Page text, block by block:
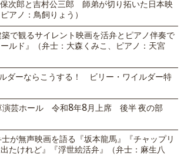
次郎と吉村公三郎 師弟が切り拓いた日本映
アノ：鳥飼りょう）
で観るサイレント映画を活弁とピアノ伴奏で
ルド』（弁士：大森くみこ、ピアノ：天宮
ダーならこうする！ ビリー・ワイルダー特
演芸ホール 令和8年8月上席 後半 夜の部
が無声映画を語る『坂本龍馬』『チャップリ
たけれど』『浮世絵活弁』（弁士：麻生八